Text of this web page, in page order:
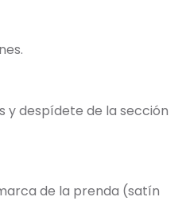
y despídete de la sección
de la prenda (satín